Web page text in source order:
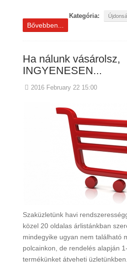
Kategória:
Bővebben...
Ha nálunk vásárolsz,
INGYENESEN...
2016 February 22 15:00
Szaküzletünk havi
közel 20 oldalas árlistánkban
mindegyike ugyan nem található
polcainkon, de rendelés alapján
termékünket átveheti